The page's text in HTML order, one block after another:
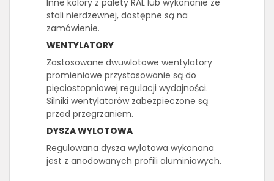
Inne kolory z palety RAL lub wykonanie ze
stali nierdzewnej, dostępne są na
zamówienie.
WENTYLATORY
Zastosowane dwuwlotowe wentylatory
promieniowe przystosowanie są do
pięciostopniowej regulacji wydajności.
Silniki wentylatorów zabezpieczone są
przed przegrzaniem.
DYSZA WYLOTOWA
Regulowana dysza wylotowa wykonana
jest z anodowanych profili aluminiowych.